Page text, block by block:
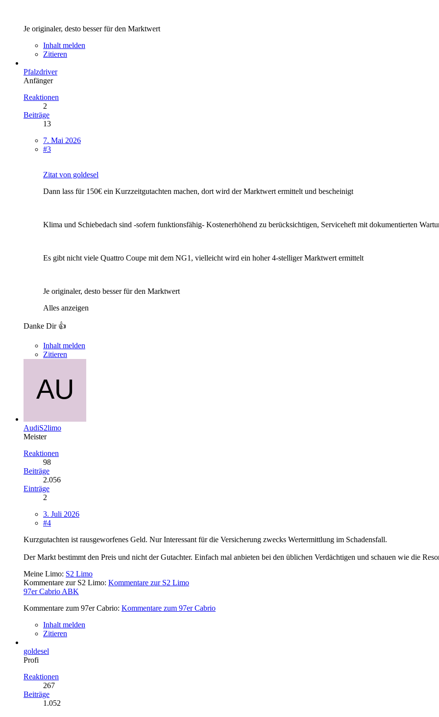
Je originaler, desto besser für den Marktwert
Inhalt melden
Zitieren
Pfalzdriver
Anfänger
Reaktionen
2
Beiträge
13
7. Mai 2026
#3
Zitat von goldesel
Dann lass für 150€ ein Kurzzeitgutachten machen, dort wird der Marktwert ermittelt und bescheinigt
Klima und Schiebedach sind -sofern funktionsfähig- Kostenerhöhend zu berücksichtigen, Serviceheft mit dokumentierten
Es gibt nicht viele Quattro Coupe mit dem NG1, vielleicht wird ein hoher 4-stelliger Marktwert ermittelt
Je originaler, desto besser für den Marktwert
Alles anzeigen
Danke Dir 👍
Inhalt melden
Zitieren
AudiS2limo
Meister
Reaktionen
98
Beiträge
2.056
Einträge
2
3. Juli 2026
#4
Kurzgutachten ist rausgeworfenes Geld. Nur Interessant für die Versicherung zwecks Wertermittlung im Schadensfall.
Der Markt bestimmt den Preis und nicht der Gutachter. Einfach mal anbieten bei den üblichen Verdächtigen und schauen wie die
Meine Limo: S2 Limo
Kommentare zur S2 Limo: Kommentare zur S2 Limo
97er Cabrio ABK
Kommentare zum 97er Cabrio: Kommentare zum 97er Cabrio
Inhalt melden
Zitieren
goldesel
Profi
Reaktionen
267
Beiträge
1.052